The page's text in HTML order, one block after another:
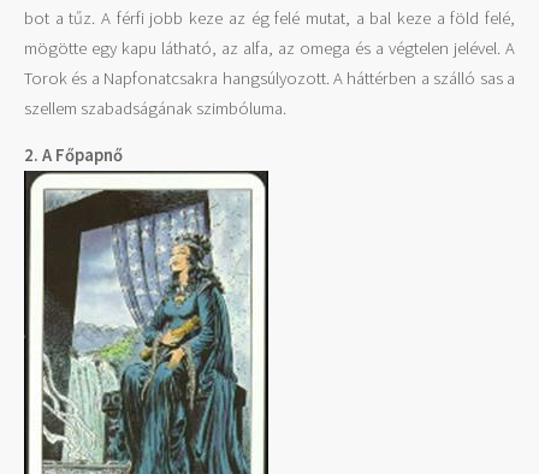
bot a tűz. A férfi jobb keze az ég felé mutat, a bal keze a föld felé,
mögötte egy kapu látható, az alfa, az omega és a végtelen jelével. A
Torok és a Napfonatcsakra hangsúlyozott. A háttérben a szálló sas a
szellem szabadságának szimbóluma.
2. A Főpapnő